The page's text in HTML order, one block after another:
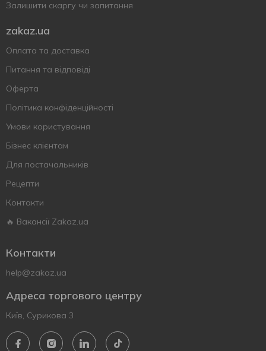
Залишити скаргу чи запитання
zakaz.ua
Оплата та доставка
Питання та відповіді
Оферта
Політика конфіденційності
Умови користування
Бізнес клієнтам
Для постачальників
Рецепти
Контакти
🔥 Вакансії Zakaz.ua
Контакти
help@zakaz.ua
Адреса торгового центру
Київ, Сурикова 3